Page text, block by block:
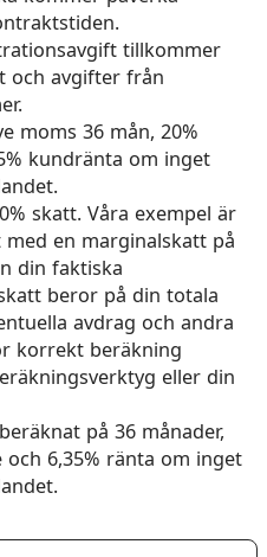
tillkommer
och avgifter från
moms 36 mån, 20%
kundränta om inget
skatt. Våra exempel är
en marginalskatt på
din faktiska
beror på din totala
avdrag och andra
korrekt beräkning
eller din
beräknat på 36 månader,
6,35% ränta om inget